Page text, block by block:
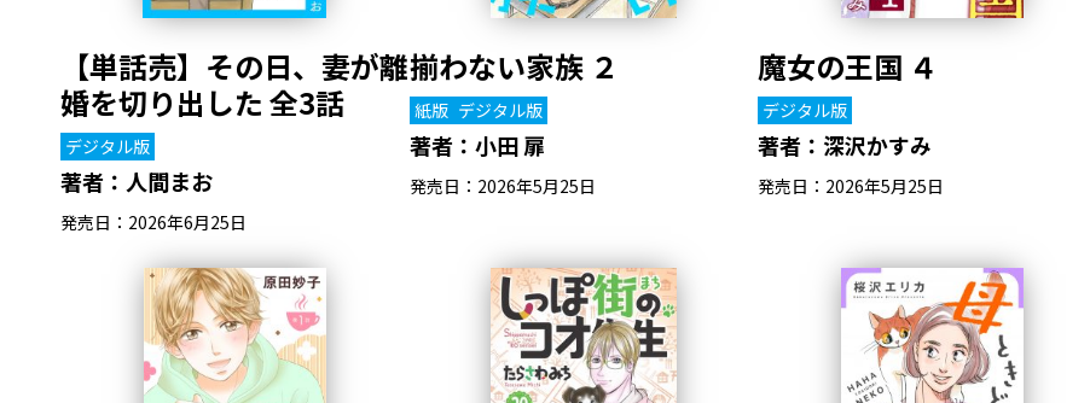
【単話売】その日、妻が離
婚を切り出した 全3話
デジタル版
著者： 人間まお
発売日：2026年6月25日
揃わない家族 ２
紙版 デジタル版
著者： 小田 扉
発売日：2026年5月25日
魔女の王国 ４
デジタル版
著者： 深沢かすみ
発売日：2026年5月25日